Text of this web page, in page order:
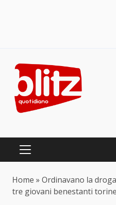
content
PRIMARY
Home » Ordinavano la
tre giovani benestanti